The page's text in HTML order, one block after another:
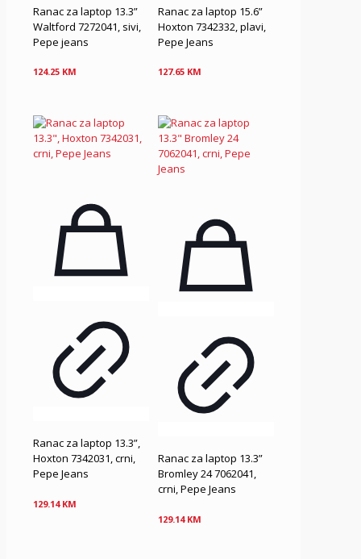
Ranac za laptop 13.3”
Waltford 7272041, sivi,
Pepe jeans
124.25 KM
Ranac za laptop 15.6”
Hoxton 7342332, plavi,
Pepe Jeans
127.65 KM
Ranac za laptop 13.3”,
Hoxton 7342031, crni,
Pepe Jeans
129.14 KM
Ranac za laptop 13.3”
Bromley 24 7062041,
crni, Pepe Jeans
129.14 KM